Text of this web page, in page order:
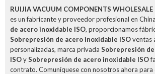
RUIJIA VACUUM COMPONENTS WHOLESALE
es un fabricante y proveedor profesional en
de acero inoxidable ISO, proporcionamos
Sobrepresión de acero inoxidable ISOventas
personalizadas, marca privada Sobrepresión
ISOySobrepresión de acero inoxidable ISO
contrato. Comuníquese con nosotros ahora